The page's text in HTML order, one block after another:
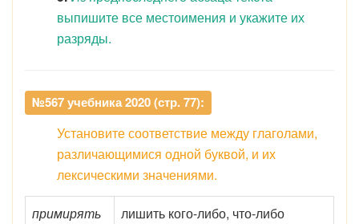
выпишите все местоимения и укажите их
разряды.
№567 учебника 2020 (стр. 77):
Установите соответствие между глаголами,
различающимися одной буквой, и их
лексическими значениями.
примирять лишить кого-либо, что-либо